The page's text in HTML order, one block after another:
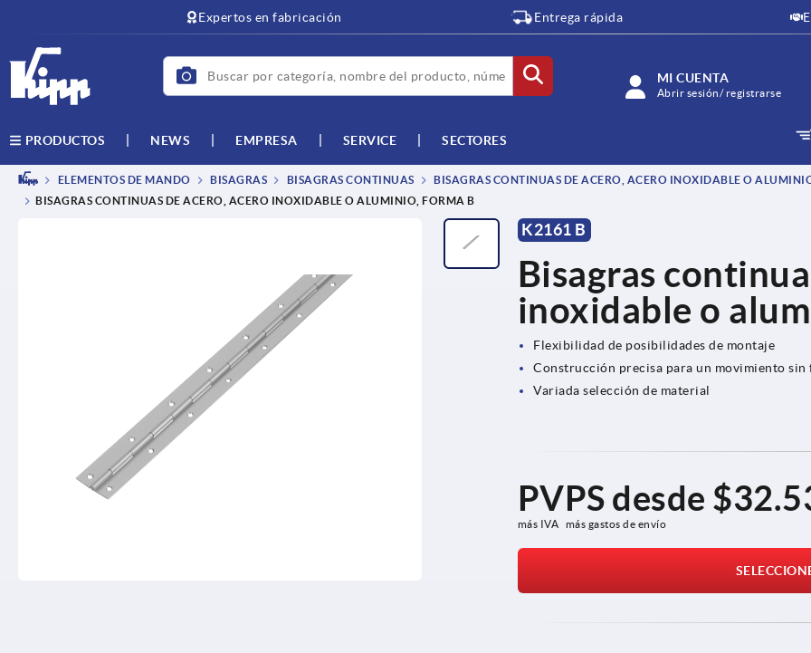
Expertos en fabricación Entrega rápida
MI CUENTA
Abrir sesión/ registrarse
PRODUCTOS NEWS EMPRESA SERVICE SECTORES
ELEMENTOS DE MANDO BISAGRAS BISAGRAS CONTINUAS
BISAGRAS CONTINUAS DE ACERO, ACERO INOXIDABLE O
BISAGRAS CONTINUAS DE ACERO, ACERO INOXIDABLE O ALUMINIO, FORMA B
K2161 B
Bisagras
inoxidable o
Flexibilidad de posibilidades de montaje
Construcción precisa para un movimiento
Variada selección de material
PVPS desde
más IVA más gastos de envío